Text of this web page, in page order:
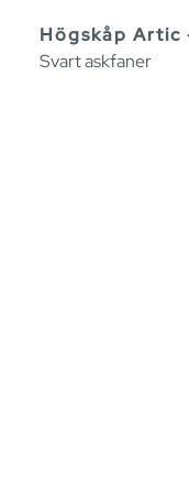
Högskåp Artic
Svart askfaner